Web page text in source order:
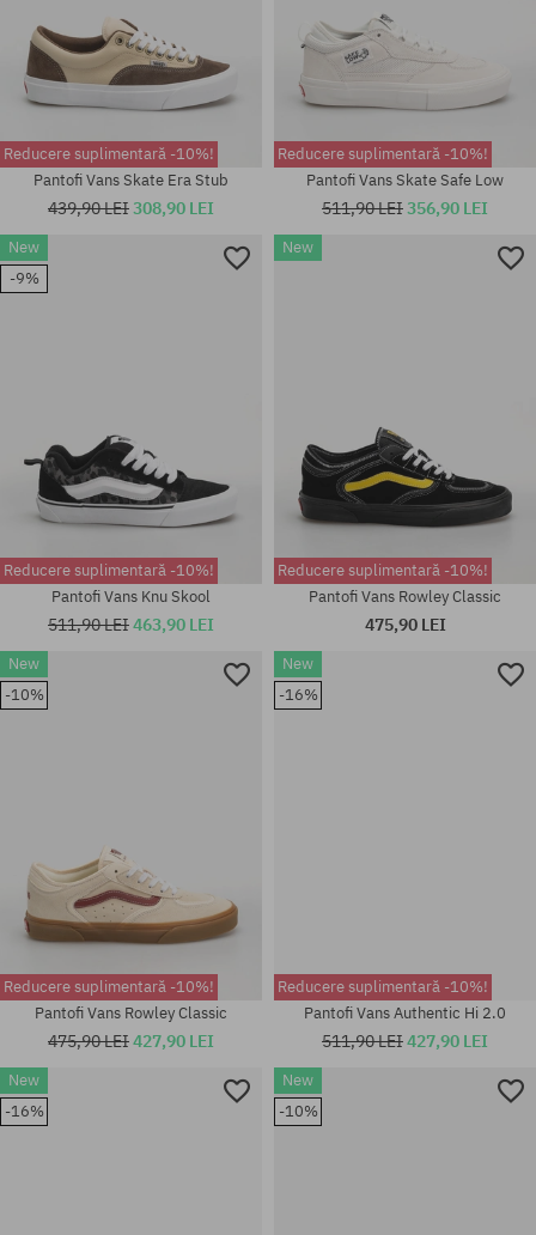
Mărimi existente:
37; 38; 38.5; 39; 40.5; 42; 43;
Mărimi existente:
Mărimi existente:
Reducere suplimentară -10%!
Pantofi Vans Skate Era Stub
439,90 LEI308,90 LEI
Mărimi existente:
40.5; 41; 42; 42.5; 43; 44; 44.5;
Reducere suplimentară -10%!
Pantofi Vans Skate Safe Low
511,90 LEI356,90 LEI
New
-9%
Mărimi existente:
38; 38.5; 40; 40.5; 41; 42; 42.5;
Reducere suplimentară -10%!
Pantofi Vans Knu Skool
511,90 LEI463,90 LEI
New
Mărimi existente:
42; 42.5; 43; 44; 44.5; 45; 46;
Reducere suplimentară -10%!
Pantofi Vans Rowley Classic
475,90 LEI
New
-10%
Reducere suplimentară -10%!
Pantofi Vans Rowley Classic
475,90 LEI427,90 LEI
New
-16%
Reducere suplimentară -10%!
Pantofi Vans Authentic Hi 2.0
511,90 LEI427,90 LEI
New
-16%
New
-10%